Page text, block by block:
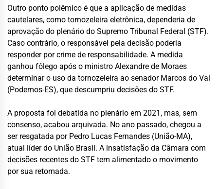
Outro ponto polêmico é que a aplicação de medidas
cautelares, como tornozeleira eletrônica, dependeria de
aprovação do plenário do Supremo Tribunal Federal (STF).
Caso contrário, o responsável pela decisão poderia
responder por crime de responsabilidade. A medida
ganhou fôlego após o ministro Alexandre de Moraes
determinar o uso da tornozeleira ao senador Marcos do Val
(Podemos-ES), que descumpriu decisões do STF.
A proposta foi debatida no plenário em 2021, mas, sem
consenso, acabou arquivada. No ano passado, chegou a
ser resgatada por Pedro Lucas Fernandes (União-MA),
atual líder do União Brasil. A insatisfação da Câmara com
decisões recentes do STF tem alimentado o movimento
por sua retomada.